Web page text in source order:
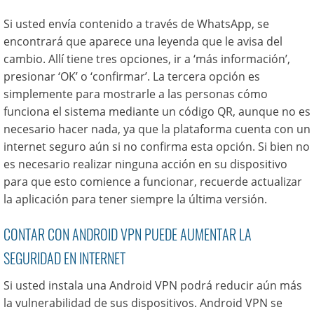
Si usted envía contenido a través de WhatsApp, se
encontrará que aparece una leyenda que le avisa del
cambio. Allí tiene tres opciones, ir a ‘más información’,
presionar ‘OK’ o ‘confirmar’. La tercera opción es
simplemente para mostrarle a las personas cómo
funciona el sistema mediante un código QR, aunque no es
necesario hacer nada, ya que la plataforma cuenta con un
internet seguro aún si no confirma esta opción. Si bien no
es necesario realizar ninguna acción en su dispositivo
para que esto comience a funcionar, recuerde actualizar
la aplicación para tener siempre la última versión.
CONTAR CON ANDROID VPN PUEDE AUMENTAR LA
SEGURIDAD EN INTERNET
Si usted instala una Android VPN podrá reducir aún más
la vulnerabilidad de sus dispositivos. Android VPN se